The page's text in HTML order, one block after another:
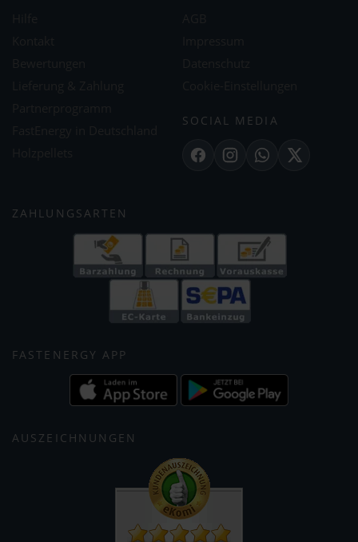
SOCIAL MEDIA
FacebookInstagramWhatsApp
X
ZAHLUNGSARTEN
FASTENERGY APP
AUSZEICHNUNGEN